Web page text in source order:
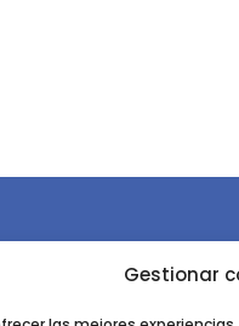
Gestionar
por la Sociedad Española
Instituto de